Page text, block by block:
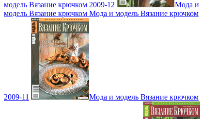
модель Вязание крючком 2009-12
Мода и
модель Вязание крючком Мода и модель Вязание крючком
2009-11 Мода и модель Вязание крючком